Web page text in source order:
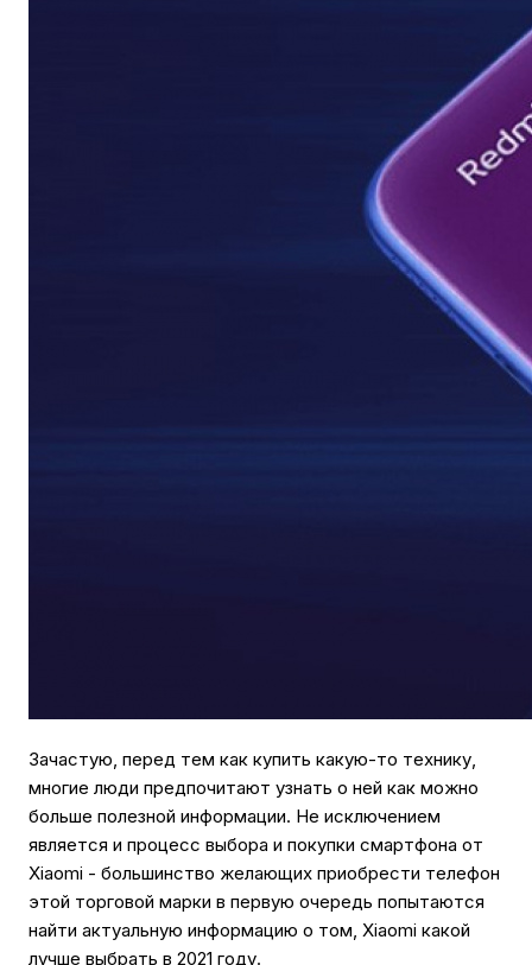
Зачастую, перед тем как купить какую-то технику,
многие люди предпочитают узнать о ней как можно
больше полезной информации. Не исключением
является и процесс выбора и покупки смартфона от
Xiaomi - большинство желающих приобрести телефон
этой торговой марки в первую очередь попытаются
найти актуальную информацию о том, Xiaomi какой
лучше выбрать в 2021 году.